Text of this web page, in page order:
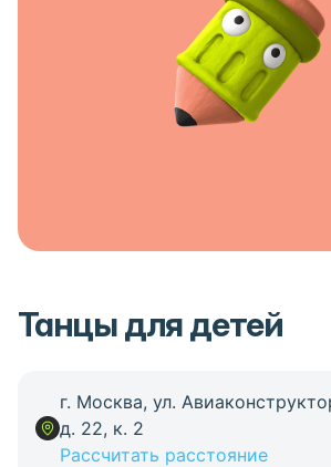
Танцы для детей
г. Москва, ул.
д. 22, к. 2
Рассчитать расстояние